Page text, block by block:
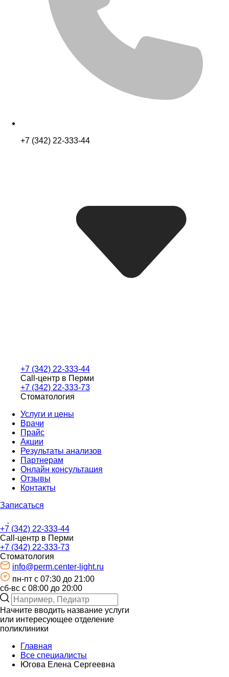
+7 (342) 22-333-44
+7 (342) 22-333-44
Call-центр в Перми
+7 (342) 22-333-73
Стоматология
Услуги и цены
Врачи
Прайс
Акции
Результаты анализов
Партнерам
Онлайн консультация
Отзывы
Контакты
Записаться
+7 (342) 22-333-44
Call-центр в Перми
+7 (342) 22-333-73
Стоматология
info@perm.center-light.ru
пн-пт c 07:30 до 21:00
сб-вс с 08:00 до 20:00
Начните вводить название услуги
или интересующее отделение
поликлиники
Главная
Все специалисты
Югова Елена Сергеевна